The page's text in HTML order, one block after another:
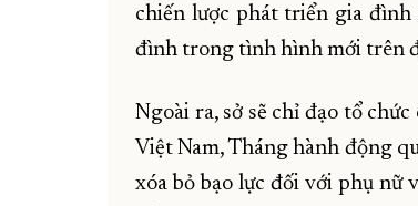
chiến lược phát triển gia
đình trong tình hình mới trên
Ngoài ra, sở sẽ chỉ đạo tổ
Việt Nam, Tháng hành động
xóa bỏ bạo lực đối với phụ nữ